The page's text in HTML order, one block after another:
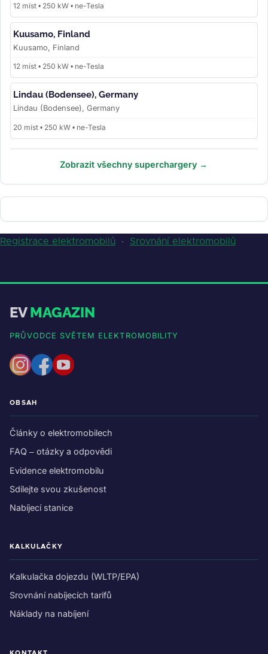
12 míst • 250 kW • ne-Tesla
Kuusamo, Finland
Kuusamo, Finland
12 míst • 250 kW • ne-Tesla
Lindau (Bodensee), Germany
Lindau (Bodensee), Germany
20 míst • 250 kW • ne-Tesla
Zobrazit všechny superchargery →
Registrace elektromobilů · Srovnání elektromobilů
EVMAGAZIN
PRŮVODCE SVĚTEM ELEKTROMOBILITY
OBSAH
Články o elektromobilech
FAQ – otázky a odpovědi
Evidence elektromobilu
Sdílejte svou zkušenost
Nabíjecí stanice
KALKULAČKY
Kalkulačka dojezdu (WLTP/EPA)
Srovnání nabíjecích tarifů
Náklady na nabíjení